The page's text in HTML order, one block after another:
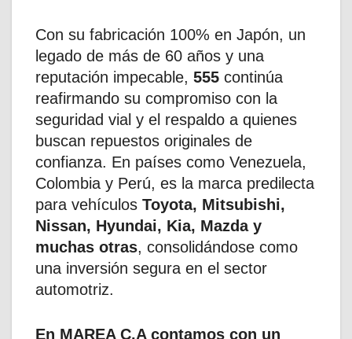
Con su fabricación 100% en Japón, un
legado de más de 60 años y una
reputación impecable, 555 continúa
reafirmando su compromiso con la
seguridad vial y el respaldo a quienes
buscan repuestos originales de
confianza. En países como Venezuela,
Colombia y Perú, es la marca predilecta
para vehículos Toyota, Mitsubishi,
Nissan, Hyundai, Kia, Mazda y
muchas otras, consolidándose como
una inversión segura en el sector
automotriz.
En MAREA C.A contamos con un